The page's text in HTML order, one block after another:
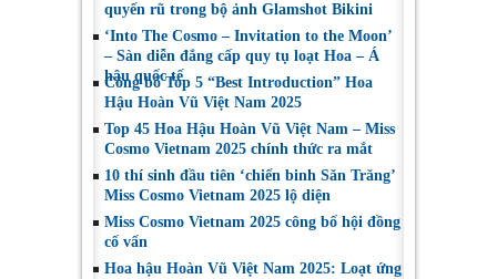
quyến rũ trong bộ ảnh Glamshot Bikini
‘Into The Cosmo – Invitation to the Moon’
– Sàn diễn đẳng cấp quy tụ loạt Hoa – Á
hậu quốc tế
Công bố Top 5 “Best Introduction” Hoa
Hậu Hoàn Vũ Việt Nam 2025
Top 45 Hoa Hậu Hoàn Vũ Việt Nam – Miss
Cosmo Vietnam 2025 chính thức ra mắt
10 thí sinh đầu tiên ‘chiến binh Săn Trăng’
Miss Cosmo Vietnam 2025 lộ diện
Miss Cosmo Vietnam 2025 công bố hội đồng
cố vấn
Hoa hậu Hoàn Vũ Việt Nam 2025: Loạt ứng